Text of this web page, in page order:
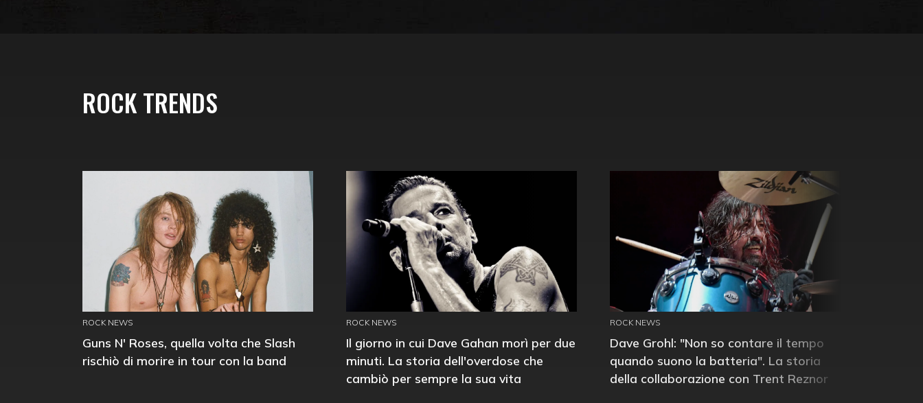
ROCK TRENDS
ROCK NEWS
Guns N' Roses, quella volta che Slash
rischiò di morire in tour con la band
ROCK NEWS
Il giorno in cui Dave Gahan morì per due
minuti. La storia dell'overdose che
cambiò per sempre la sua vita
ROCK NEWS
Dave Grohl: "Non so contare il tempo
quando suono la batteria". La storia
della collaborazione con Trent Reznor